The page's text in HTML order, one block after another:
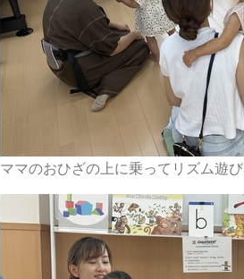
ママのおひざの上に乗ってリズム遊び